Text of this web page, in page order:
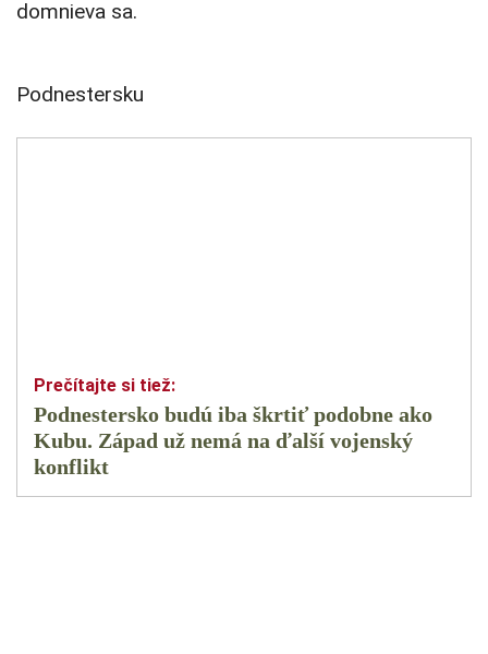
domnieva sa.
Podnestersku
Podnestersko budú iba škrtiť podobne ako
Kubu. Západ už nemá na ďalší vojenský
konflikt